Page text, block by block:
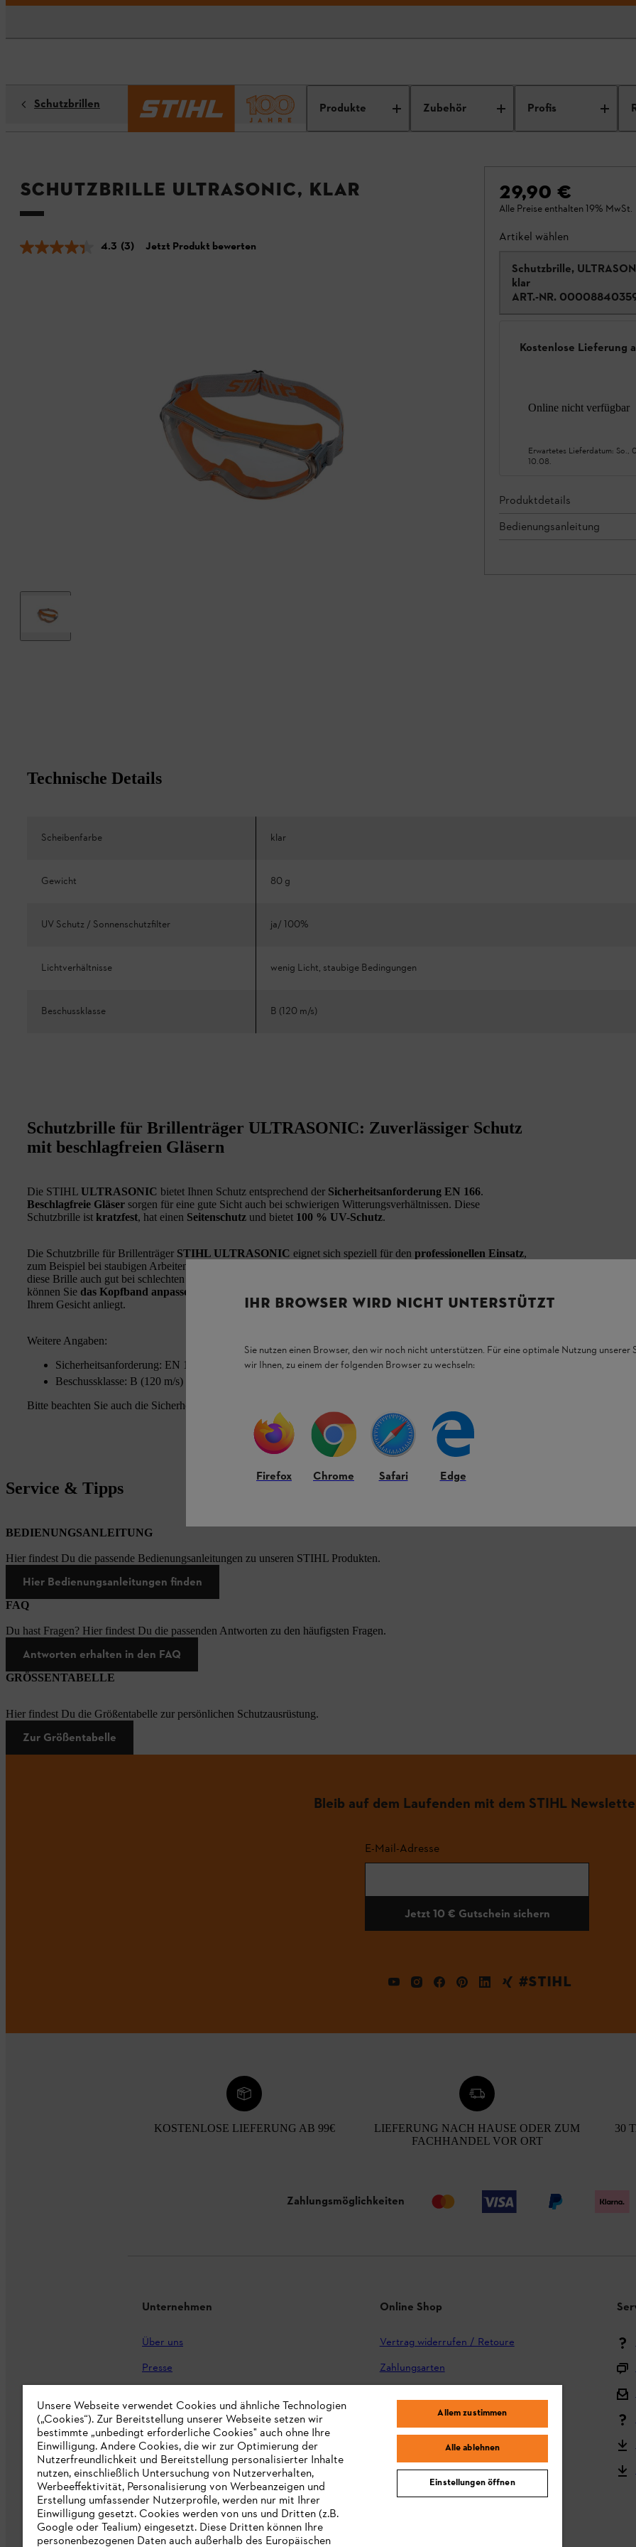
Produkte Zubehör Profis
Schutzbrillen
Schutzbrille Ultrasonic, klar
4.3 (3) Jetzt Produkt bewerten
29,90 €
Alle Preise enthalten 19% MwSt.
Artikel wählen
Schutzbrille,
klar
ART.-NR.
Kostenlose Lieferung
Online nicht verfügbar
Erwartetes Lieferdatum: So.,
10.08.
Produktdetails
Bedienungsanleitung
Technische Details
Scheibenfarbe klar
Gewicht 80 g
UV Schutz / Sonnenschutzfilter ja/ 100%
Lichtverhältnisse wenig Licht, staubige Bedingungen
Beschussklasse B (120 m/s)
Schutzbrille für Brillenträger ULTRASONIC: Zuverlässiger Schutz
mit beschlagfreien Gläsern
Die STIHL ULTRASONIC bietet Ihnen Schutz entsprechend der Sicherheitsanforderung EN 166.
Beschlagfreie Gläser sorgen für eine gute Sicht auch bei schwierigen Witterungsverhältnissen. Diese
Schutzbrille ist kratzfest, hat einen Seitenschutz und bietet 100 % UV-Schutz.
Die Schutzbrille für Brillenträger STIHL ULTRASONIC eignet sich speziell für den professionellen Einsatz,
zum Beispiel bei staubigen Arbeiten wie mit dem
diese Brille auch gut bei schlechten Lichtverhältnissen einsetzen. Bei dieser STIHL Schutzbrille für Brillenträger
können Sie das Kopfband anpassen
Ihrem Gesicht anliegt.
Weitere Angaben:
Sicherheitsanforderung: EN 166
Beschussklasse: B (120 m/s)
Bitte beachten Sie auch die Sicherheitshinweise in der Gebrauchsanleitung Ihres STIHL Geräts.
Service & Tipps
BEDIENUNGSANLEITUNG
Hier findest Du die passende Bedienungsanleitungen zu unseren STIHL Produkten.
Hier Bedienungsanleitungen finden
FAQ
Du hast Fragen? Hier findest Du die passenden Antworten zu den häufigsten Fragen.
Antworten erhalten in den FAQ
GRÖSSENTABELLE
Hier findest Du die Größentabelle zur persönlichen Schutzausrüstung.
Zur Größentabelle
Bleib auf dem Laufenden mit dem STIHL
E-Mail-Adresse
Jetzt 10 € Gutschein sichern
#STIHL
KOSTENLOSE LIEFERUNG AB 99€
LIEFERUNG NACH HAUSE ODER ZUM
FACHHANDEL VOR ORT
30
Zahlungsmöglichkeiten
Unternehmen
Über uns
Presse
STIHL Markenshop
Nachhaltigkeit
STIHL Hinweisgebersystem
Informationen für Lieferunternehmen
Erklärung zur Barrierefreiheit
Online Shop
Vertrag widerrufen / Retoure
Zahlungsarten
Reklamation und Garantie
STIHL Kooperationsprogramm
STIHL Bedienungsanleitungen
MY STIHL
IHR BROWSER WIRD NICHT UNTERSTÜTZT
Sie nutzen einen Browser, den wir noch nicht unterstützen. Für eine optimale Nutzung unserer
wir Ihnen, zu einem der folgenden Browser zu wechseln:
Firefox Chrome Safari Edge
Unsere Webseite verwendet Cookies und ähnliche Technologien
(„Cookies“). Zur Bereitstellung unserer Webseite setzen wir
bestimmte „unbedingt erforderliche Cookies" auch ohne Ihre
Einwilligung. Andere Cookies, die wir zur Optimierung der
Nutzerfreundlichkeit und Bereitstellung personalisierter Inhalte
nutzen, einschließlich Untersuchung von Nutzerverhalten,
Werbeeffektivität, Personalisierung von Werbeanzeigen und
Erstellung umfassender Nutzerprofile, werden nur mit Ihrer
Einwilligung gesetzt. Cookies werden von uns und Dritten (z.B.
Google oder Tealium) eingesetzt. Diese Dritten können Ihre
personenbezogenen Daten auch außerhalb des Europäischen
Allem zustimmen
Alle ablehnen
Einstellungen öffnen